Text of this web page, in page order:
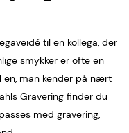
til en kollega, der
smykker er ofte en
en, man kender på nært
Gravering finder du
med gravering,